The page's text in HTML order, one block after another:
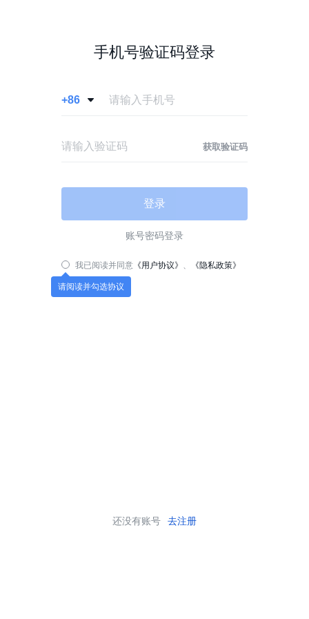
手机号验证码登录
+86 
获取验证码
登录
账号密码登录
我已阅读并同意 《用户协议》 《隐私政策》
请阅读并勾选协议
还没有账号 去注册